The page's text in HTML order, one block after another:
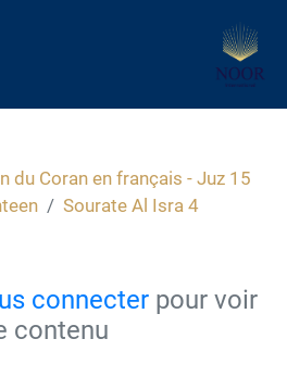
du Coran en français - Juz 15
Sourate Al Isra 4
connecter pour voir
contenu